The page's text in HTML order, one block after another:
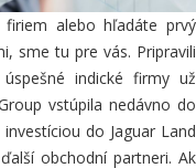
firiem alebo hľadáte prvý
sme tu pre vás. Pripravili
indické firmy už
vstúpila nedávno do
do Jaguar Land
obchodní partneri. Ak